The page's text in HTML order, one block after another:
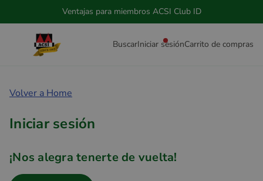
Ventajas para miembros ACSI Club ID
BuscarIniciar sesiónCarrito de compras
Volver a Home
Iniciar sesión
¡Nos alegra tenerte de vuelta!